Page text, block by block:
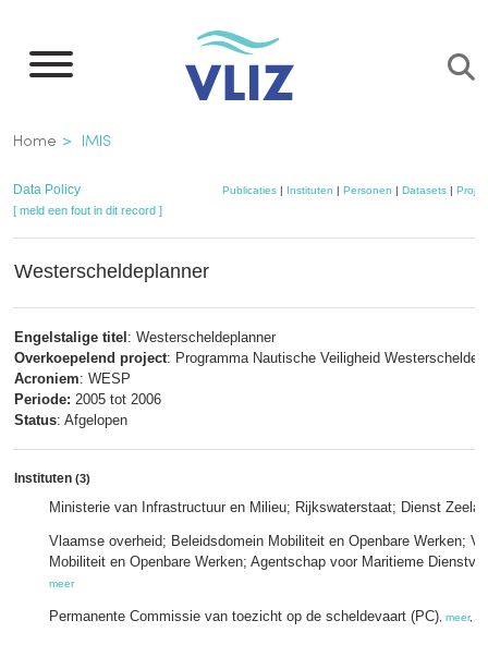
naar
inhoud
gaan
Kruimelpad
Home IMIS
Data Policy Publicaties| Instituten | Personen | Datasets|
[ meld een fout in dit record ]
Westerscheldeplanner
Engelstalige titel : Westerscheldeplanner
Overkoepelend project: Programma Nautische Veiligheid Westerschelde,
Acroniem: WESP
Periode: 2005 tot 2006
Status: Afgelopen
Instituten (3)
Ministerie van Infrastructuur en Milieu; Rijkswaterstaat; Dienst
Vlaamse overheid; Beleidsdomein Mobiliteit en Openbare Werken;
Mobiliteit en Openbare Werken; Agentschap voor Maritieme
meer
Permanente Commissie van toezicht op de scheldevaart (PC) meer,